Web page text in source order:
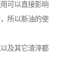
可以直接影响
所以新油的使
及其它渣滓都